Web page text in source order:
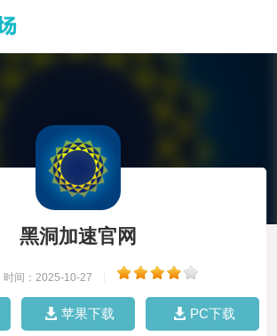
黑洞加速官网
时间：2025-10-27
苹果下载 PC下载